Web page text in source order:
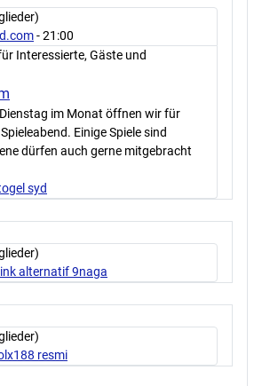
- 21:00
Interessierte, Gäste und
im Monat öffnen wir für
Einige Spiele sind
dürfen auch gerne mitgebracht
syd
link alternatif 9naga
resmi